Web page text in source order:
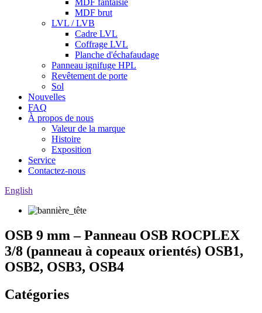
MDF fantaisie
MDF brut
LVL / LVB
Cadre LVL
Coffrage LVL
Planche d'échafaudage
Panneau ignifuge HPL
Revêtement de porte
Sol
Nouvelles
FAQ
À propos de nous
Valeur de la marque
Histoire
Exposition
Service
Contactez-nous
English
OSB 9 mm – Panneau OSB ROCPLEX
3/8 (panneau à copeaux orientés) OSB1,
OSB2, OSB3, OSB4
Catégories